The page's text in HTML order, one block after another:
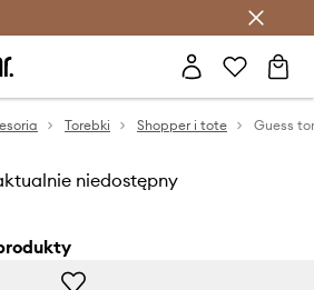
z Answear Club >
Torebki Shopper i tote Guess
niedostępny